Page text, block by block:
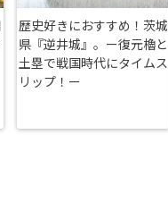
歴史好きにおすすめ！茨城
県『逆井城』。ー復元櫓と
土塁で戦国時代にタイムス
リップ！ー